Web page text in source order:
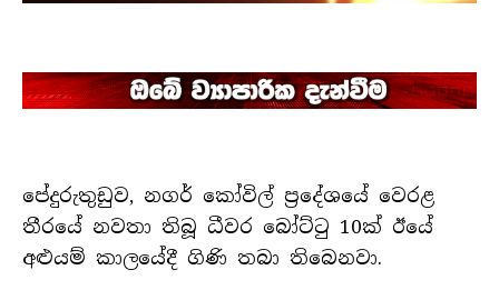
පේදුරුතුඩුව, නගර් කෝවිල් ප්‍රදේශයේ වෙරළ
තීරයේ නවතා තිබූ ධීවර බෝට්ටු 10ක් ඊයේ
අළුයම් කාලයේදී ගිණි තබා තිබෙනවා.